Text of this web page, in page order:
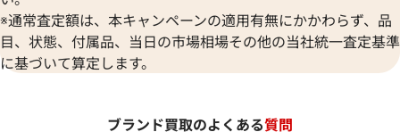
※通常査定額は、本キャンペーンの適用有無にかかわらず、品
目、状態、付属品、当日の市場相場その他の当社統一査定基準
に基づいて算定します。
ブランド買取のよくある質問